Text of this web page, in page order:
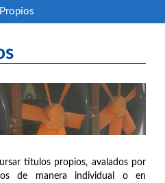
títulos propios, avalados por
de manera individual o en